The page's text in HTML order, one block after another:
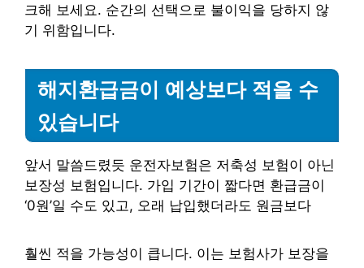
크해 보세요. 순간의 선택으로 불이익을 당하지 않
기 위함입니다.
해지환급금이 예상보다 적을 수
있습니다
앞서 말씀드렸듯 운전자보험은 저축성 보험이 아닌
보장성 보험입니다. 가입 기간이 짧다면 환급금이
‘0원’일 수도 있고, 오래 납입했더라도 원금보다
훨씬 적을 가능성이 큽니다. 이는 보험사가 보장을